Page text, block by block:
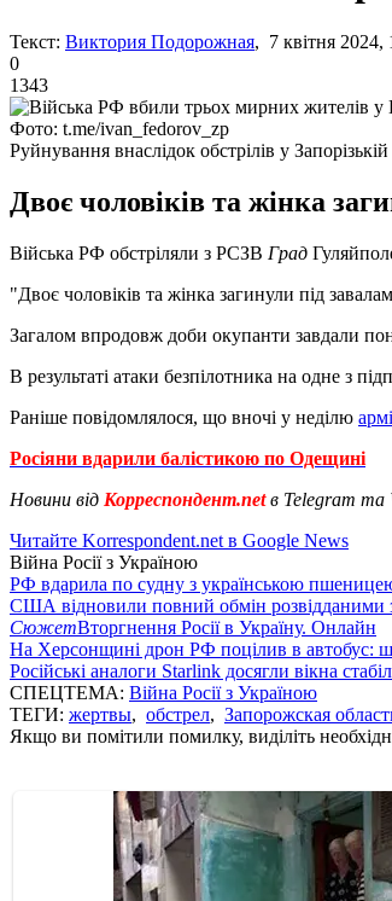
Текст: Виктория Подорожная, 7 квітня 2024,
0
1343
Фото: t.me/ivan_fedorov_zp
Руйнування внаслідок обстрілів у Запорізькій
Двоє чоловіків та жінка
Війська РФ обстріляли з РСЗВ Град
"Двоє чоловіків та жінка загинули під
Загалом впродовж доби окупанти завдали
В результаті атаки безпілотника на одне з
Раніше повідомлялося, що вночі у неділю
Росіяни вдарили балістикою по Одещині
Новини від Корреспондент.netв Telegram та
Читайте Korrespondent.net в Google News
Війна Росії з Україною
РФ вдарила по судну з українською
США відновили повний обмін розвідданими
СюжетВторгнення Росії в Україну. Онлайн
На Херсонщині дрон РФ поцілив в автобус:
Російські аналоги Starlink досягли вікна
СПЕЦТЕМА: Війна Росії з Україною
ТЕГИ: жертвы, обстрел, Запорожская
Якщо ви помітили помилку, виділіть